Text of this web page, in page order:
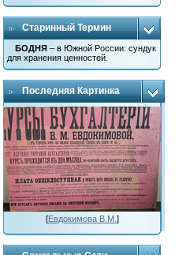
Старинный Термин
БОДНЯ – в Южной России: сундук
для хранения ценностей.
Последняя Картинка
[Евдокимова В.М. ]